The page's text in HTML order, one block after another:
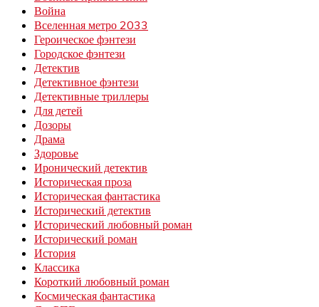
Война
Вселенная метро 2033
Героическое фэнтези
Городское фэнтези
Детектив
Детективное фэнтези
Детективные триллеры
Для детей
Дозоры
Драма
Здоровье
Иронический детектив
Историческая проза
Историческая фантастика
Исторический детектив
Исторический любовный роман
Исторический роман
История
Классика
Короткий любовный роман
Космическая фантастика